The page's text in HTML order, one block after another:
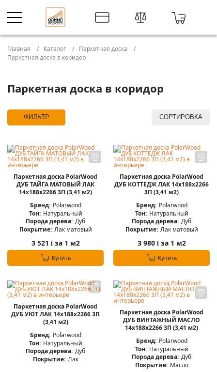
Главная Каталог
Паркетная доска
Паркетная доска в коридор
Паркетная доска в коридор
ФИЛЬТР СОРТИРОВКА
Паркетная доска PolarWood
ДУБ ТАЙГА МАТОВЫЙ ЛАК
14x188x2266 3П (3,41 м2)
Бренд: Polarwood
Тон: Натуральный
Порода дерева: Дуб
Покрытие: Лак матовый
3 521 iза 1 м2
Купить
Паркетная доска PolarWood
ДУБ КОТТЕДЖ ЛАК 14x188x2266
3П (3,41 м2)
Бренд: Polarwood
Тон: Натуральный
Порода дерева: Дуб
Покрытие: Лак матовый
3 980 iза 1 м2
Купить
Паркетная доска PolarWood
ДУБ УЮТ ЛАК 14x188x2266 3П
(3,41 м2)
Бренд: Polarwood
Тон: Натуральный
Порода дерева: Дуб
Покрытие: Лак
Паркетная доска PolarWood
ДУБ ВИНТАЖНЫЙ МАСЛО
14x188x2266 3П (3,41 м2)
Бренд: Polarwood
Тон: Натуральный
Порода дерева: Дуб
Покрытие: Масло